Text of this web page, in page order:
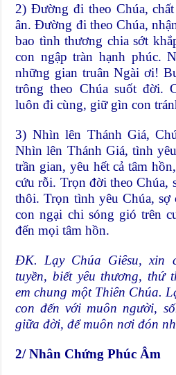
2) Đường đi theo Chúa,
ân. Đường đi theo Chúa,
bao tình thương chia sớt
con ngập tràn hạnh phúc.
những gian truân Ngài ơi!
trông theo Chúa suốt đời.
luôn đi cùng, giữ gìn con
3) Nhìn lên Thánh Giá,
Nhìn lên Thánh Giá, tình
trần gian, yêu hết cả tâm
cứu rỗi. Trọn đời theo Chúa,
thôi. Trọn tình yêu Chúa,
con ngại chi sóng gió trên
đến mọi tâm hồn.
ĐK. Lạy Chúa Giêsu, xin
tuyền, biết yêu thương, thứ
em chung một Thiên Chúa.
con đến với muôn người,
giữa đời, để muôn nơi đón
2/ Nhân Chứng Phúc Âm